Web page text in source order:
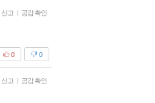
신고 | 공감 확인
0
0
신고 | 공감 확인